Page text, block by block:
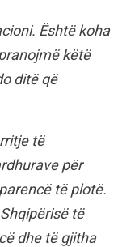
Është koha
këtë
ditë që
të
për
të plotë.
të
dhe të gjitha